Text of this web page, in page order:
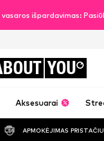
vasaros išpardavimas:
YOU
Aksesuarai
APMOKĖJIMAS